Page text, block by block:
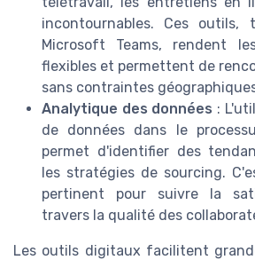
incontournables. Ces outils,
Microsoft Teams, rendent
flexibles et permettent de
sans contraintes
Analytique des données :
de données dans le
permet d'identifier des
les stratégies de sourcing.
pertinent pour suivre la
travers la qualité des
Les outils digitaux facilitent